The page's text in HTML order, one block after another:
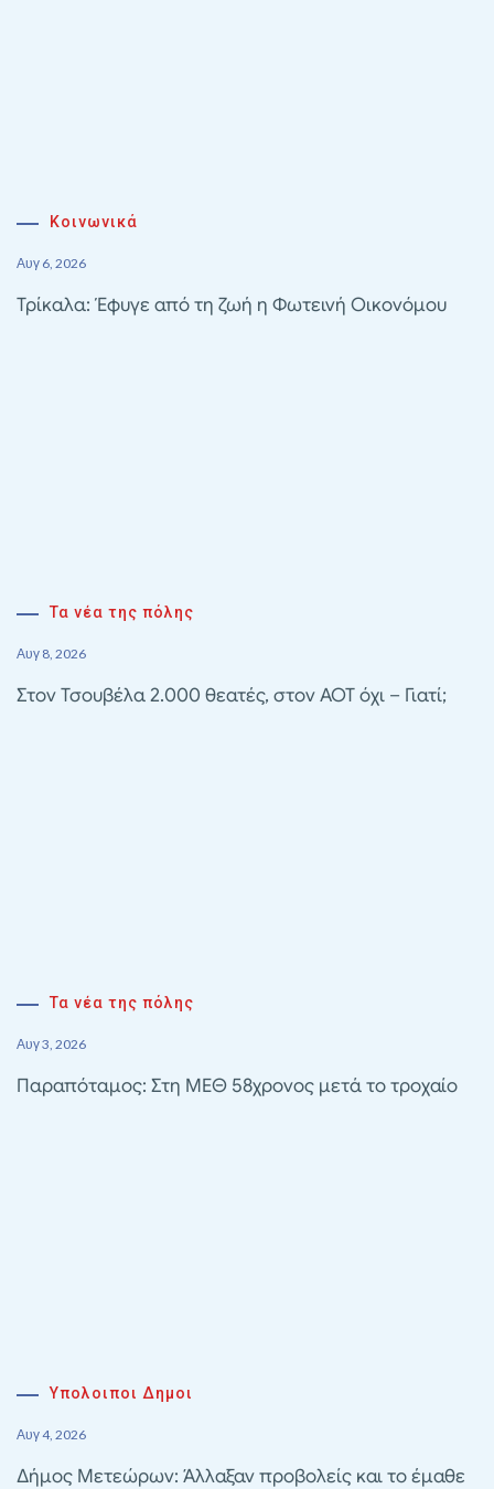
Κοινωνικά
Αυγ 6, 2026
Τρίκαλα: Έφυγε από τη ζωή η Φωτεινή Οικονόμου
Τα νέα της πόλης
Αυγ 8, 2026
Στον Τσουβέλα 2.000 θεατές, στον ΑΟΤ όχι – Γιατί;
Τα νέα της πόλης
Αυγ 3, 2026
Παραπόταμος: Στη ΜΕΘ 58χρονος μετά το τροχαίο
Υπολοιποι Δημοι
Αυγ 4, 2026
Δήμος Μετεώρων: Άλλαξαν προβολείς και το έμαθε